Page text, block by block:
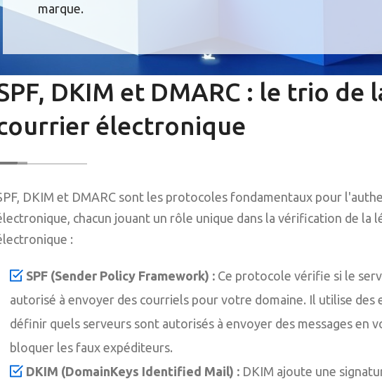
marque.
DKIM et DMARC : le trio de
électronique
DKIM et DMARC sont les protocoles fondamentaux pour
chacun jouant un rôle unique dans la vérification de la
:
SPF (Sender Policy Framework) : Ce protocole vérifie si le
autorisé à envoyer des courriels pour votre domaine. Il utilise des
définir quels serveurs sont autorisés à envoyer des messages en
bloquer les faux expéditeurs.
DKIM (DomainKeys Identified Mail) : DKIM ajoute une